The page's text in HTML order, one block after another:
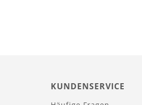
KUNDENSERVICE